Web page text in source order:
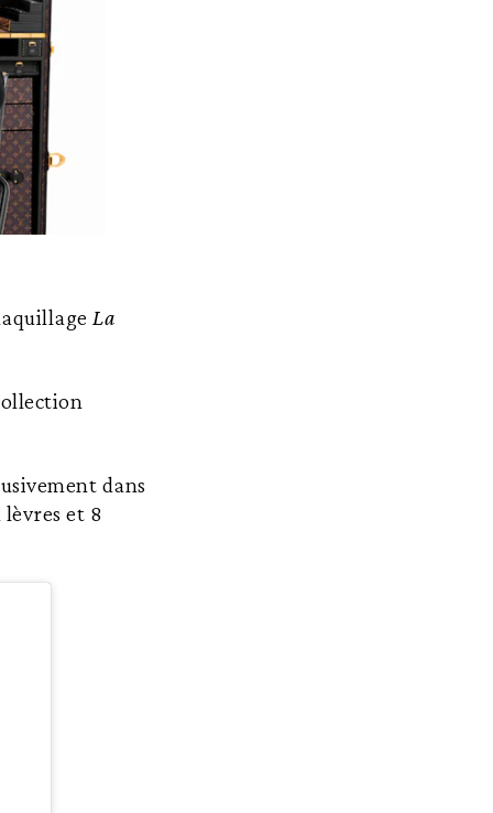
La
dans
lèvres et 8